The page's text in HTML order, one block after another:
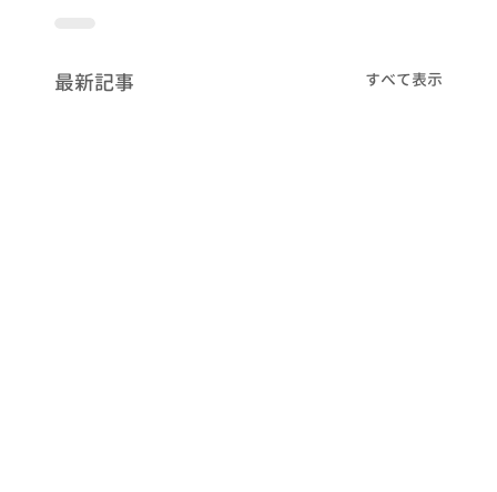
最新記事 すべて表示